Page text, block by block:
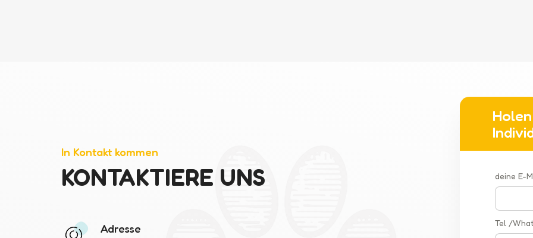
In Kontakt kommen
KONTAKTIERE UNS
Adresse
deine E-
Tel /